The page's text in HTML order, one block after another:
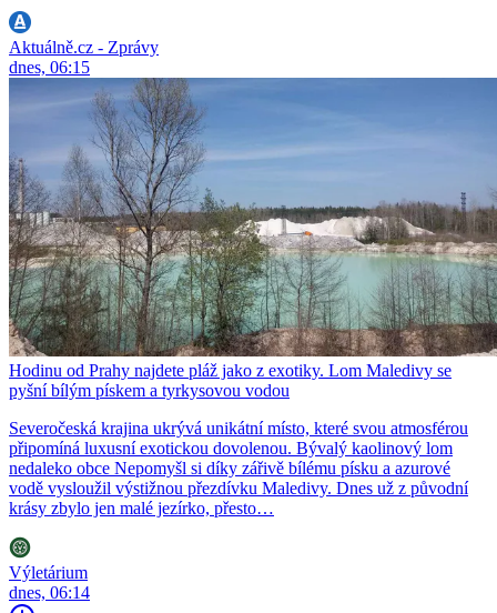
Aktuálně.cz - Zprávy
dnes, 06:15
Hodinu od Prahy najdete pláž jako z exotiky. Lom Maledivy se
pyšní bílým pískem a tyrkysovou vodou
Severočeská krajina ukrývá unikátní místo, které svou atmosférou
připomíná luxusní exotickou dovolenou. Bývalý kaolinový lom
nedaleko obce Nepomyšl si díky zářivě bílému písku a azurové
vodě vysloužil výstižnou přezdívku Maledivy. Dnes už z původní
krásy zbylo jen malé jezírko, přesto…
Výletárium
dnes, 06:14